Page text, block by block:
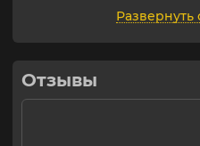
можете выбрать нужную
сфинктера, постепенно
доводя его до нужной
текстура поверхности
каждом движении.
Развернуть
Отзывы